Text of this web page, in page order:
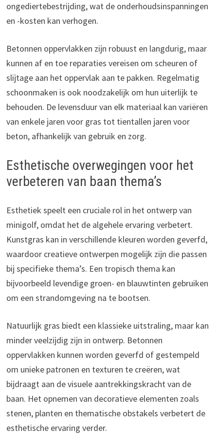
ongediertebestrijding, wat de onderhoudsinspanningen
en -kosten kan verhogen.
Betonnen oppervlakken zijn robuust en langdurig, maar
kunnen af en toe reparaties vereisen om scheuren of
slijtage aan het oppervlak aan te pakken. Regelmatig
schoonmaken is ook noodzakelijk om hun uiterlijk te
behouden. De levensduur van elk materiaal kan variëren
van enkele jaren voor gras tot tientallen jaren voor
beton, afhankelijk van gebruik en zorg.
Esthetische overwegingen voor het
verbeteren van baan thema’s
Esthetiek speelt een cruciale rol in het ontwerp van
minigolf, omdat het de algehele ervaring verbetert.
Kunstgras kan in verschillende kleuren worden geverfd,
waardoor creatieve ontwerpen mogelijk zijn die passen
bij specifieke thema’s. Een tropisch thema kan
bijvoorbeeld levendige groen- en blauwtinten gebruiken
om een strandomgeving na te bootsen.
Natuurlijk gras biedt een klassieke uitstraling, maar kan
minder veelzijdig zijn in ontwerp. Betonnen
oppervlakken kunnen worden geverfd of gestempeld
om unieke patronen en texturen te creëren, wat
bijdraagt aan de visuele aantrekkingskracht van de
baan. Het opnemen van decoratieve elementen zoals
stenen, planten en thematische obstakels verbetert de
esthetische ervaring verder.